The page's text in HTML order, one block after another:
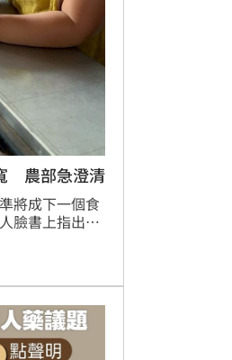
農部急澄清
將成下一個食
臉書上指出，
域的「郡」，
回應澄清，我
、英、歐盟等
請、逐案審